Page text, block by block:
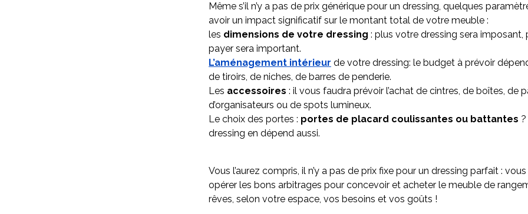
Même s’il n’y a pas de prix générique pour un dressing, quelques
avoir un impact significatif sur le montant total de votre meuble :
les dimensions de votre dressing : plus votre dressing sera imposant,
payer sera important.
L’aménagement intérieur de votre dressing: le budget à prévoir
de tiroirs, de niches, de barres de penderie.
Les accessoires : il vous faudra prévoir l’achat de cintres, de boîtes, de
d’organisateurs ou de spots lumineux.
Le choix des portes : portes de placard coulissantes ou battantes
dressing en dépend aussi.
Vous l’aurez compris, il n’y a pas de prix fixe pour un dressing parfait :
opérer les bons arbitrages pour concevoir et acheter le meuble de
rêves, selon votre espace, vos besoins et vos goûts !